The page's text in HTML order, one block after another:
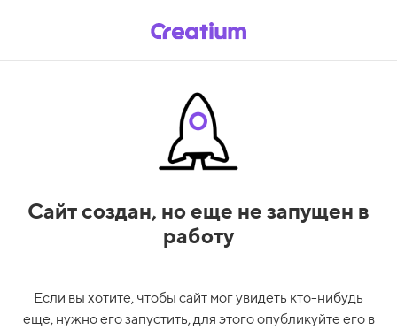
Сайт создан, но еще не запущен в
работу
Если вы хотите, чтобы сайт мог увидеть кто-нибудь
еще, нужно его запустить, для этого опубликуйте его в